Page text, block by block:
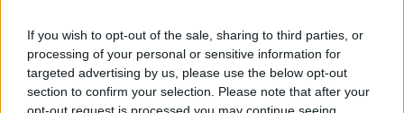
If you wish to opt-out of the sale, sharing to third parties, or
processing of your personal or sensitive information for
targeted advertising by us, please use the below opt-out
section to confirm your selection. Please note that after your
πάνω στο golf cart των νεόνυμφων στο
Folly Beach - τώρα νέο υλικό από το
αστυνομικό τμήμα αποκαλύπτει τη
συμπεριφορά της λίγο μετά τη μοιραία
σύγκρουση